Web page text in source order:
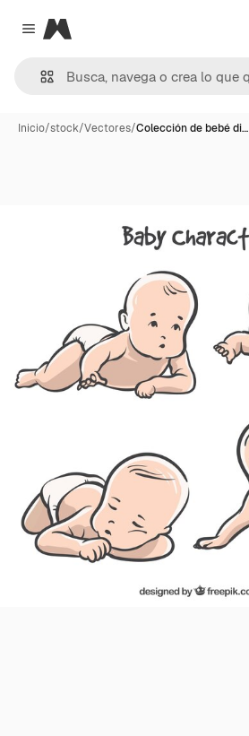
Close menu
Magnific
Inicio/stock/Vectores/Colección de bebé di…